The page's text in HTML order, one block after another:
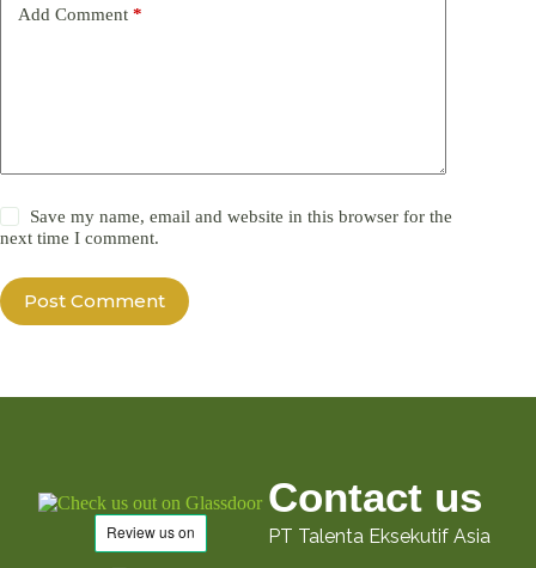
Add Comment *
Save my name, email and website in this browser for the
next time I comment.
Post Comment
Contact us
PT Talenta Eksekutif Asia